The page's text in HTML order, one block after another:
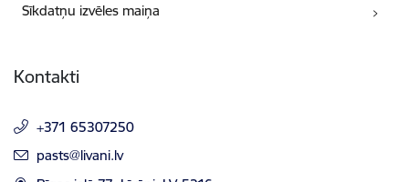
Sīkdatņu izvēles maiņa
Kontakti
+371 65307250
E-pasts:
pasts@livani.lv